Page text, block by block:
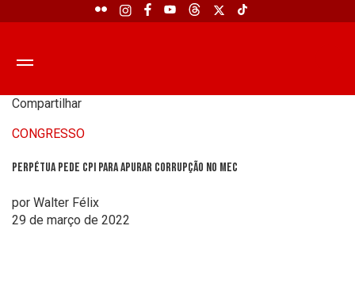
Compartilhar
CONGRESSO
Perpétua pede CPI para apurar corrupção no MEC
por Walter Félix
29 de março de 2022